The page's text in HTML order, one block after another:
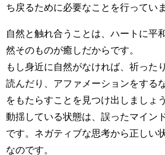
ち戻るために必要なことを行っていま
自然と触れ合うことは、ハートに平
然そのものが癒しだからです。
もし身近に自然がなければ、祈った
読んだり、アファメーションをする
をもたらすことを見つけ出しましょう
動揺している状態は、誤ったマイン
です。ネガティブな思考から正しい
なのです。